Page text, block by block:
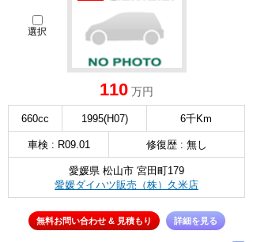
選択
110 万円
660cc 1995(H07) 6千Km
車検 : R09.01 修復歴 : 無し
愛媛県 松山市 宮田町179
愛媛ダイハツ販売（株）久米店
無料お問い合わせ & 見積もり 詳細を見る